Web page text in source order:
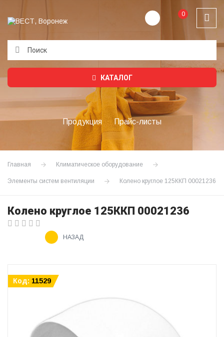
0
КАТАЛОГ
Продукция Прайс-листы
Главная Климатическое оборудование
Элементы систем вентиляции Колено круглое 125ККП 00021236
Колено круглое 125ККП 00021236
НАЗАД
Код: 11529